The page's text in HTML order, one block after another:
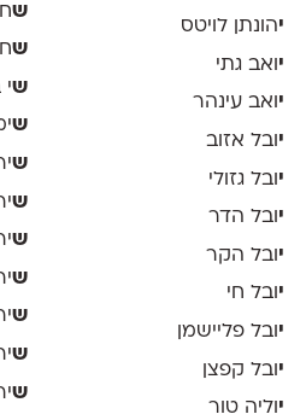
יהונתן לויטס
י ואב גתי
יואב עינהר
י ובל אזוב
י ובל גזולי
יובל הדר
י ובל הקר
יובל חי
י ובל פליישמן
יובל קפצן
י וליה טור
ש
ש
ש
ש
ש
ש
ש
ש
ש
ש
ש